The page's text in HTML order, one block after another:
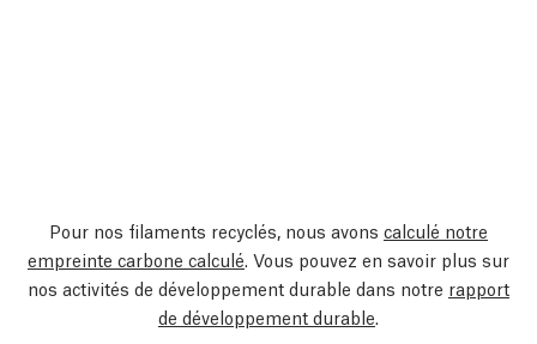
Pour nos filaments recyclés, nous avons calculé notre
empreinte carbone calculé . Vous pouvez en savoir plus sur
nos activités de développement durable dans notre rapport
de développement durable